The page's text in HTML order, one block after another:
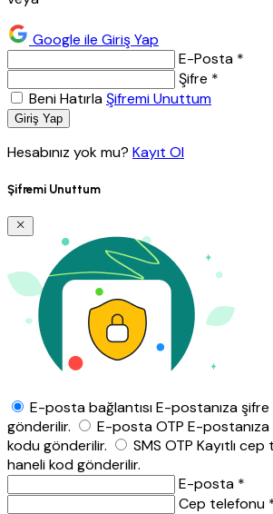
Google ile Giriş Yap
E-Posta *
Şifre *
Beni HatırlaŞifremi Unuttum
Giriş Yap
Hesabınız yok mu? Kayıt Ol
Şifremi Unuttum
E-posta bağlantısıE-postanıza şifre
gönderilir.
E-posta OTP E-
kodu gönderilir.
SMS OTP Kayıtlı
haneli kod gönderilir.
E-posta *
Cep telefonu